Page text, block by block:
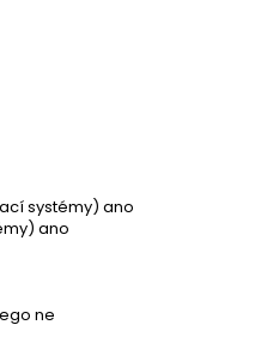
systémy) ano
ano
ne